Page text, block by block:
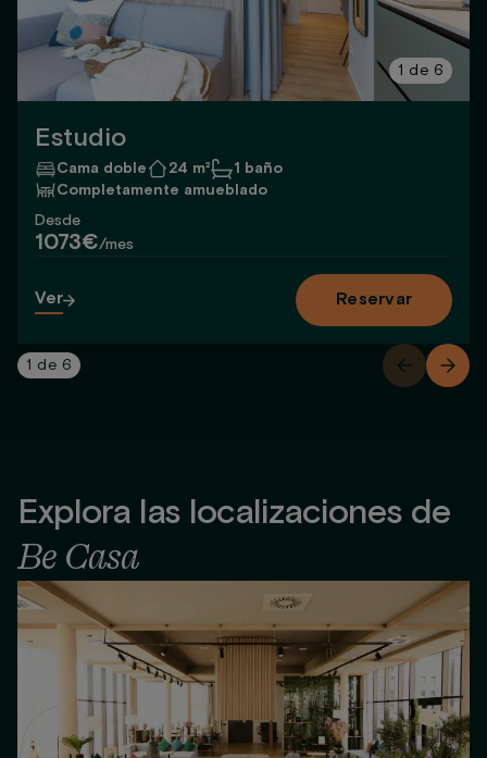
1 de 6
Estudio
Cama doble 24 m²
1 baño
Completamente amueblado
Desde
1073€/mes
Ver Reservar
1 de 6
Explora las localizaciones de
Be Casa